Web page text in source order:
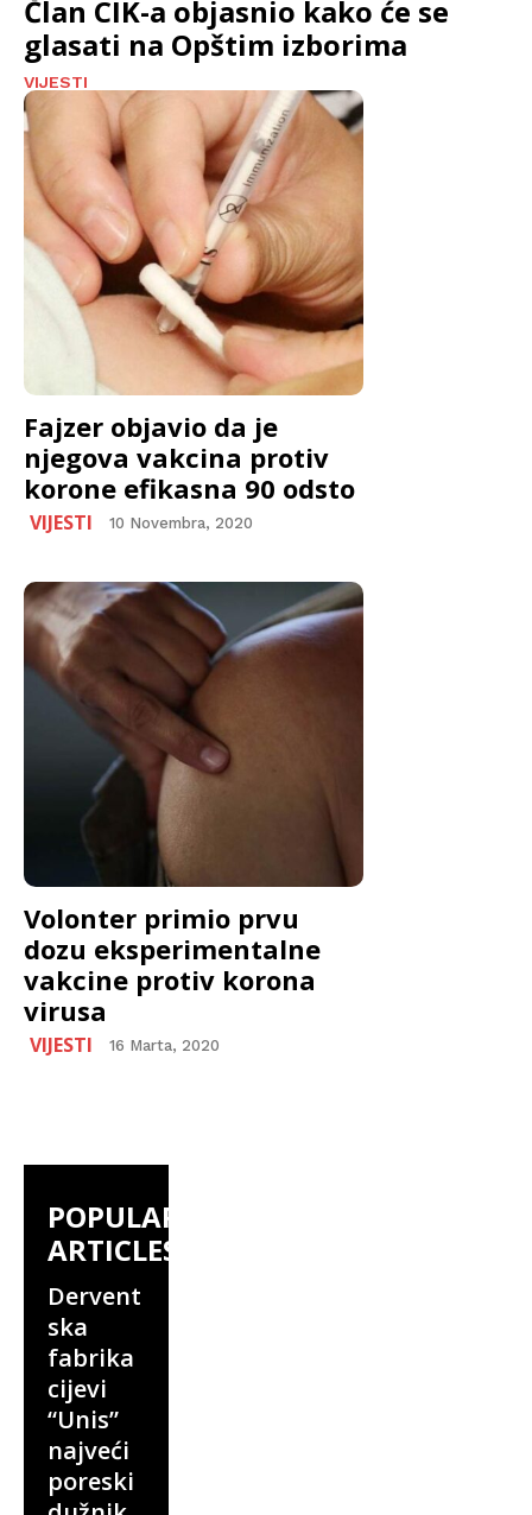
Član CIK-a objasnio kako će se
glasati na Opštim izborima
VIJESTI
Fajzer objavio da je
njegova vakcina protiv
korone efikasna 90 odsto
VIJESTI 10 Novembra, 2020
Volonter primio prvu
dozu eksperimentalne
vakcine protiv korona
virusa
VIJESTI 16 Marta, 2020
POPULAR
ARTICLES
Dervent
ska
fabrika
cijevi
“Unis”
najveći
poreski